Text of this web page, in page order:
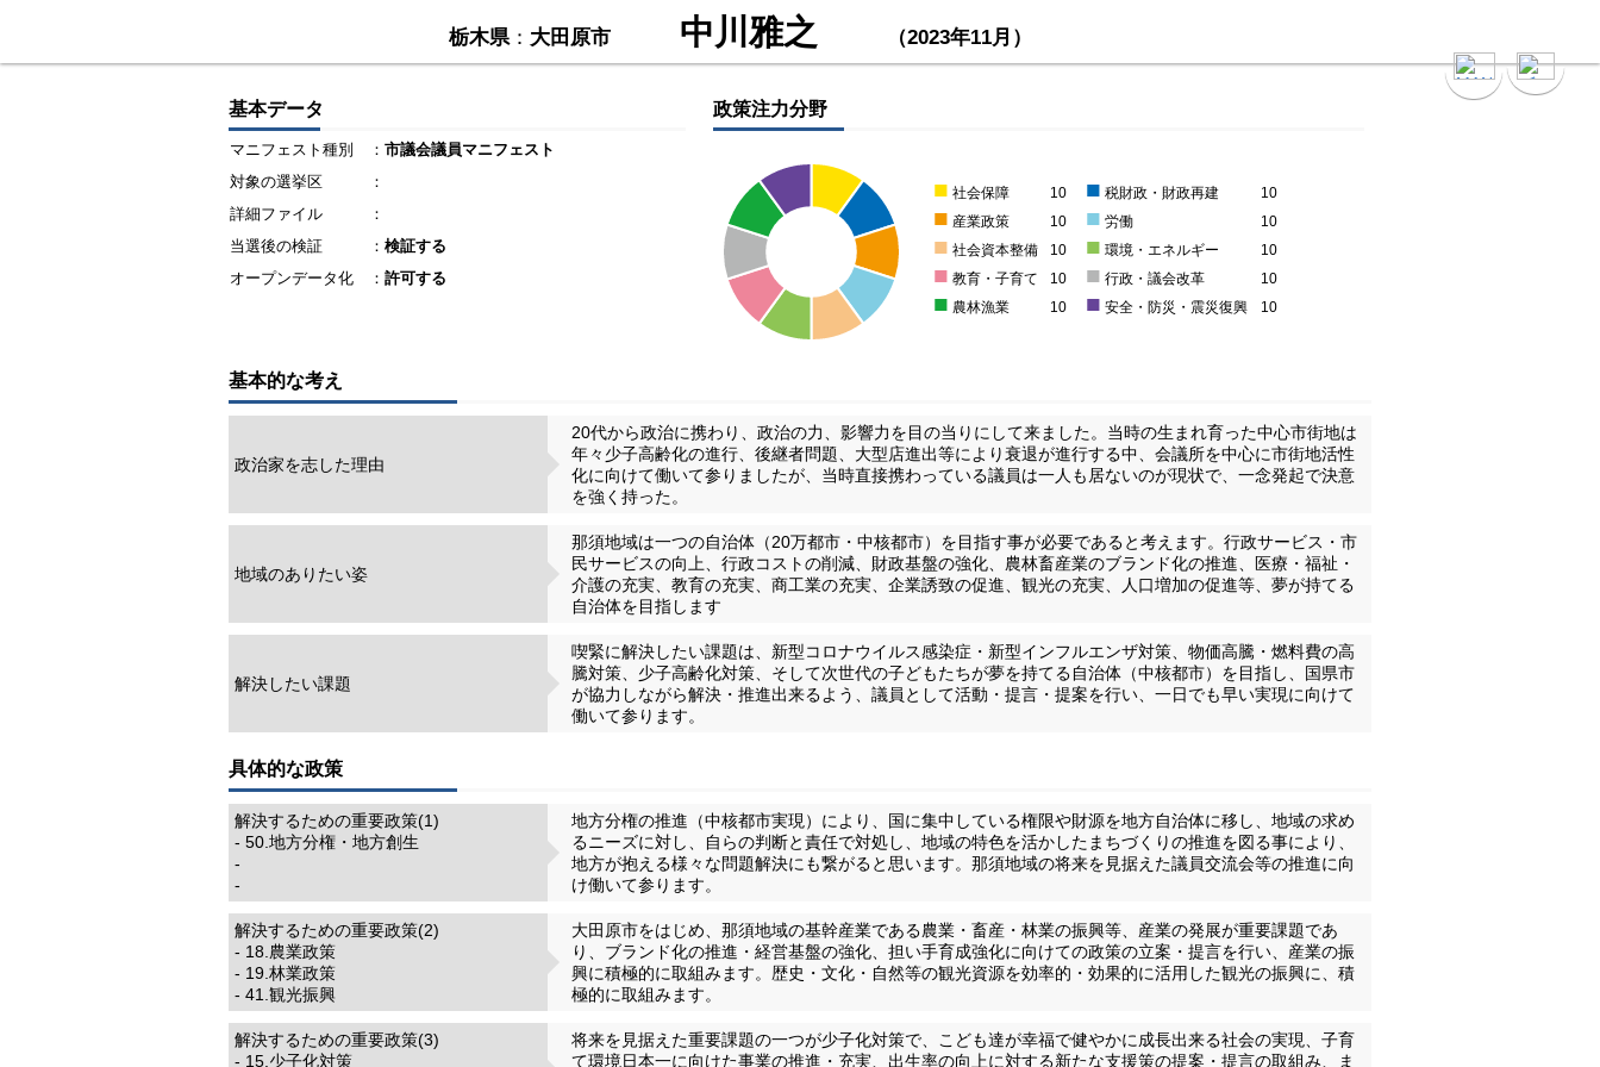
栃木県： 大田原市 中川雅之 （2023年11月）
基本データ
マニフェスト種別 ： 市議会議員マニフェスト
対象の選挙区
：
詳細ファイル
：
当選後の検証
： 検証する
オープンデータ化
： 許可する
政策注力分野
■ 社会保障 10 ■ 税財政・財政再建 10
■ 産業政策 10 ■ 労働 10
■ 社会資本整備 10 ■ 環境・エネルギー 10
■ 教育・子育て 10 ■ 行政・議会改革 10
■ 農林漁業 10 ■ 安全・防災・震災復興 10
基本的な考え
政治家を志した理由
20代から政治に携わり、政治の力、影響力を目の当りにして来ました。当時の生まれ育った中心市街地は
年々少子高齢化の進行、後継者問題、大型店進出等により衰退が進行する中、会議所を中心に市街地活性
化に向けて働いて参りましたが、当時直接携わっている議員は一人も居ないのが現状で、一念発起で決意
を強く持った。
地域のありたい姿
那須地域は一つの自治体（20万都市・中核都市）を目指す事が必要であると考えます。行政サービス・市
民サービスの向上、行政コストの削減、財政基盤の強化、農林畜産業のブランド化の推進、医療・福祉・
介護の充実、教育の充実、商工業の充実、企業誘致の促進、観光の充実、人口増加の促進等、夢が持てる
自治体を目指します
解決したい課題
喫緊に解決したい課題は、新型コロナウイルス感染症・新型インフルエンザ対策、物価高騰・燃料費の高
騰対策、少子高齢化対策、そして次世代の子どもたちが夢を持てる自治体（中核都市）を目指し、国県市
が協力しながら解決・推進出来るよう、議員として活動・提言・提案を行い、一日でも早い実現に向けて
働いて参ります。
具体的な政策
解決するための重要政策(1)
- 50.地方分権・地方創生
-
-
地方分権の推進（中核都市実現）により、国に集中している権限や財源を地方自治体に移し、地域の求め
るニーズに対し、自らの判断と責任で対処し、地域の特色を活かしたまちづくりの推進を図る事により、
地方が抱える様々な問題解決にも繋がると思います。那須地域の将来を見据えた議員交流会等の推進に向
け働いて参ります。
解決するための重要政策(2)
- 18.農業政策
- 19.林業政策
- 41.観光振興
大田原市をはじめ、那須地域の基幹産業である農業・畜産・林業の振興等、産業の発展が重要課題であ
り、ブランド化の推進・経営基盤の強化、担い手育成強化に向けての政策の立案・提言を行い、産業の振
興に積極的に取組みます。歴史・文化・自然等の観光資源を効率的・効果的に活用した観光の振興に、積
極的に取組みます。
解決するための重要政策(3)
- 15.少子化対策
将来を見据えた重要課題の一つが少子化対策で、こども達が幸福で健やかに成長出来る社会の実現、子育
て環境日本一に向けた事業の推進・充実、出生率の向上に対する新たな支援策の提案・提言の取組み、ま